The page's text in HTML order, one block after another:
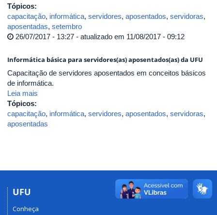
Tópicos:
capacitação, informática, servidores, aposentados, servidoras,
aposentadas, setembro
26/07/2017 - 13:27 - atualizado em 11/08/2017 - 09:12
Informática básica para servidores(as) aposentados(as) da UFU
Capacitação de servidores aposentados em conceitos básicos
de informática.
Leia mais
Tópicos:
capacitação, informática, servidores, aposentados, servidoras,
aposentadas
UFU
Conheça